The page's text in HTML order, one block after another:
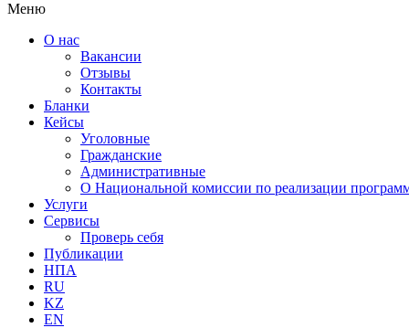
Меню
О нас
Вакансии
Отзывы
Контакты
Бланки
Кейсы
Уголовные
Гражданские
Административные
О Национальной комиссии по реализации
Услуги
Сервисы
Проверь себя
Публикации
НПА
RU
KZ
EN